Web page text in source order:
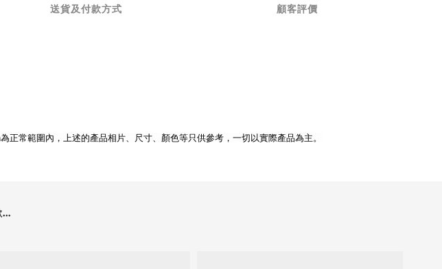
送貨及付款方式 顧客評價
常範圍內，上述的產品相片、尺寸、顏色等只供參考，一切以實際產品為主。
...